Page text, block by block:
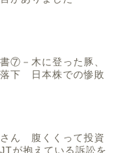
⑦－木に登った豚、
下 日本株での惨敗
ん 腹くくって投資
が抱えている訴訟を